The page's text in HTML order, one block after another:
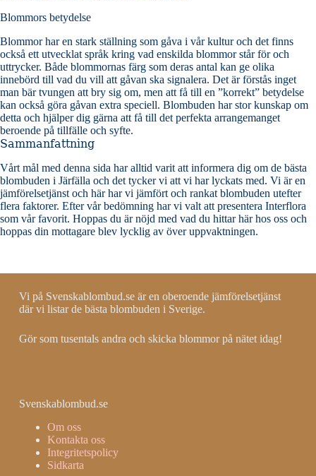
Blommors betydelse
Blommor har en stark ställning som gåva i vår kultur och det finns
också ett utvecklat språk kring vad enskilda blommor står för och
uttrycker. Både blommornas färg som deras antal kan ge olika
innebörd till vad du vill att gåvan ska signalera. Det är förstås inget
man bär tvungen att bry sig om, men att få till en ”korrekt” betydelse
kan också göra gåvan extra speciell. Blombuden har stor kunskap om
detta och hjälper dig gärna att få till det perfekta arrangemanget
beroende på tillfälle och syfte.
Sammanfattning
Vårt mål med denna sida har alltid varit att informera dig om de bästa
blombuden i Järfälla och det tycker vi att vi har lyckats med. Vi är en
jämförelsetjänst och här har vi jämfört och rankat blombuden utefter
flera faktorer. Efter vår bedömning har vi valt att presentera Interflora
som vår favorit. Hoppas du är nöjd med vad du hittar här hos oss och
hoppas din mottagare blev lycklig av över uppvaktningen.
Vi på Svenskablombud.se är en oberoende jämförelsetjänst
där vi listar de bästa blombuden i Sverige.
Gör som tusentals andra och skicka blommor på nätet idag!
Svenskablombud.se
Om oss
Kontakta oss
Integritetspolicy
Sidkarta